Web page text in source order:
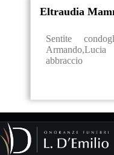
Eltraudia
Sentite
abbraccio